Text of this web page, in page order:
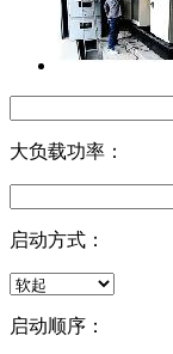
大负载功率：
启动方式：
启动顺序：